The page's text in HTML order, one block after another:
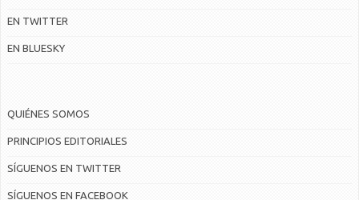
EN TWITTER
EN BLUESKY
QUIÉNES SOMOS
PRINCIPIOS EDITORIALES
SÍGUENOS EN TWITTER
SÍGUENOS EN FACEBOOK